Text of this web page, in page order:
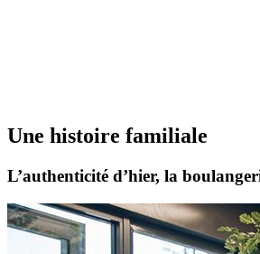
Une histoire familiale
L’authenticité d’hier, la